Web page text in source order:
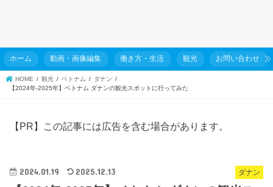
ホーム 動画・画像編集 働き方・生活 観光 お問い合わせ
HOME 観光 ベトナム
ダナン
【2024年-2025年】ベトナム ダナンの観光スポットに行ってみた
【PR】この記事には広告を含む場合があります。
ダナン
2024.01.19 2025.12.13